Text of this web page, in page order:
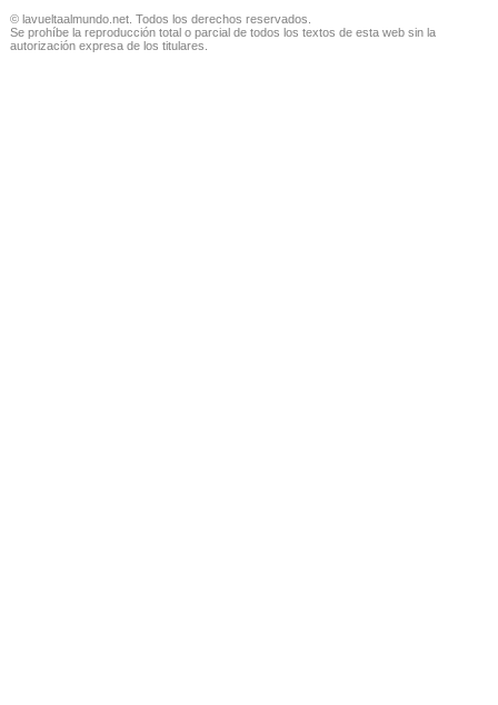
© lavueltaalmundo.net. Todos los derechos reservados.
Se prohíbe la reproducción total o parcial de todos los textos de esta web sin la
autorización expresa de los titulares.